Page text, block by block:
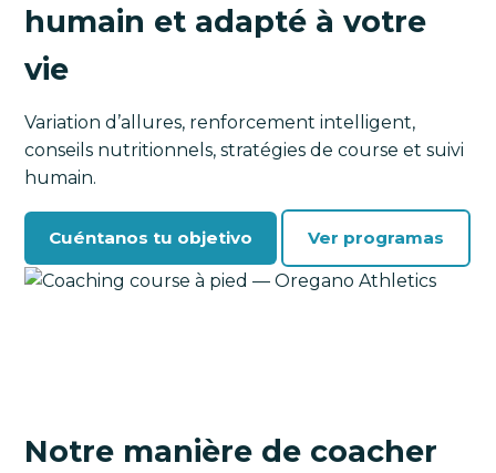
humain et adapté à votre
vie
Variation d’allures, renforcement intelligent,
conseils nutritionnels, stratégies de course et suivi
humain.
Cuéntanos tu objetivo Ver programas
Notre manière de coacher